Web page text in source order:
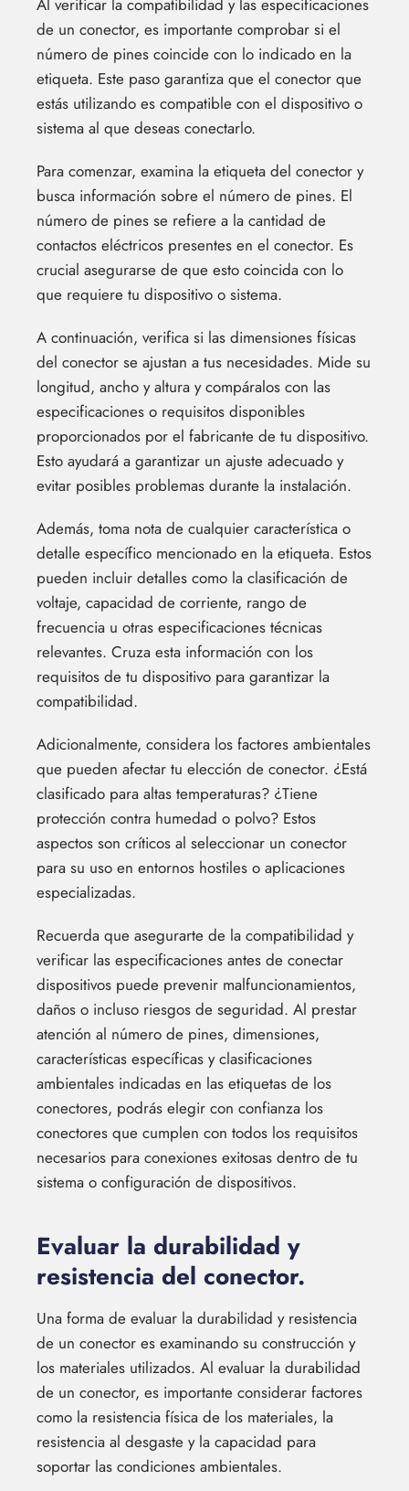
Al verificar la compatibilidad y las especificaciones
de un conector, es importante comprobar si el
número de pines coincide con lo indicado en la
etiqueta. Este paso garantiza que el conector que
estás utilizando es compatible con el dispositivo o
sistema al que deseas conectarlo.
Para comenzar, examina la etiqueta del conector y
busca información sobre el número de pines. El
número de pines se refiere a la cantidad de
contactos eléctricos presentes en el conector. Es
crucial asegurarse de que esto coincida con lo
que requiere tu dispositivo o sistema.
A continuación, verifica si las dimensiones físicas
del conector se ajustan a tus necesidades. Mide su
longitud, ancho y altura y compáralos con las
especificaciones o requisitos disponibles
proporcionados por el fabricante de tu dispositivo.
Esto ayudará a garantizar un ajuste adecuado y
evitar posibles problemas durante la instalación.
Además, toma nota de cualquier característica o
detalle específico mencionado en la etiqueta. Estos
pueden incluir detalles como la clasificación de
voltaje, capacidad de corriente, rango de
frecuencia u otras especificaciones técnicas
relevantes. Cruza esta información con los
requisitos de tu dispositivo para garantizar la
compatibilidad.
Adicionalmente, considera los factores ambientales
que pueden afectar tu elección de conector. ¿Está
clasificado para altas temperaturas? ¿Tiene
protección contra humedad o polvo? Estos
aspectos son críticos al seleccionar un conector
para su uso en entornos hostiles o aplicaciones
especializadas.
Recuerda que asegurarte de la compatibilidad y
verificar las especificaciones antes de conectar
dispositivos puede prevenir malfuncionamientos,
daños o incluso riesgos de seguridad. Al prestar
atención al número de pines, dimensiones,
características específicas y clasificaciones
ambientales indicadas en las etiquetas de los
conectores, podrás elegir con confianza los
conectores que cumplen con todos los requisitos
necesarios para conexiones exitosas dentro de tu
sistema o configuración de dispositivos.
Evaluar la durabilidad y
resistencia del conector.
Una forma de evaluar la durabilidad y resistencia
de un conector es examinando su construcción y
los materiales utilizados. Al evaluar la durabilidad
de un conector, es importante considerar factores
como la resistencia física de los materiales, la
resistencia al desgaste y la capacidad para
soportar las condiciones ambientales.